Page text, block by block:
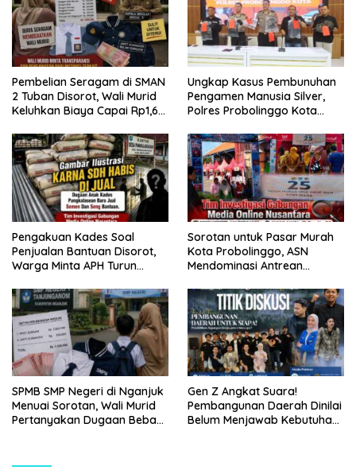
Pembelian Seragam di SMAN
2 Tuban Disorot, Wali Murid
Keluhkan Biaya Capai Rp1,6
Ungkap Kasus Pembunuhan
Pengamen Manusia Silver,
Polres Probolinggo Kota
Pengakuan Kades Soal
Penjualan Bantuan Disorot,
Warga Minta APH Turun
Sorotan untuk Pasar Murah
Kota Probolinggo, ASN
Mendominasi Antrean
SPMB SMP Negeri di Nganjuk
Menuai Sorotan, Wali Murid
Pertanyakan Dugaan Beban
Pendidikan
Gen Z Angkat Suara!
Pembangunan Daerah Dinilai
Belum Menjawab Kebutuhan